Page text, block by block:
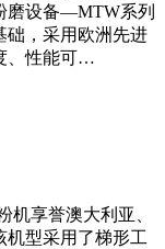
磨设备—MTW系列
础，采用欧洲先进
、性能可…
机享誉澳大利亚、
机型采用了梯形工